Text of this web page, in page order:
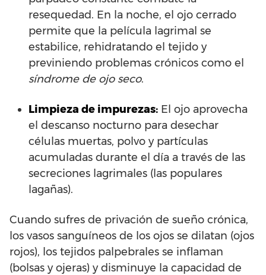
resequedad. En la noche, el ojo cerrado
permite que la película lagrimal se
estabilice, rehidratando el tejido y
previniendo problemas crónicos como el
síndrome de ojo seco.
Limpieza de impurezas: El ojo aprovecha
el descanso nocturno para desechar
células muertas, polvo y partículas
acumuladas durante el día a través de las
secreciones lagrimales (las populares
lagañas).
Cuando sufres de privación de sueño crónica,
los vasos sanguíneos de los ojos se dilatan (ojos
rojos), los tejidos palpebrales se inflaman
(bolsas y ojeras) y disminuye la capacidad de